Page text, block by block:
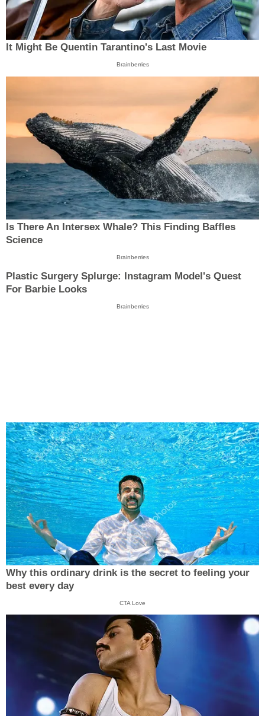
It Might Be Quentin Tarantino's Last Movie
Brainberries
Is There An Intersex Whale? This Finding Baffles
Science
Brainberries
Plastic Surgery Splurge: Instagram Model's Quest
For Barbie Looks
Brainberries
Why this ordinary drink is the secret to feeling your
best every day
CTA Love